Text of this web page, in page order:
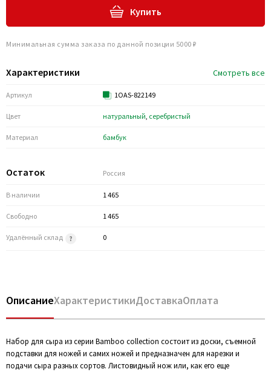
Характеристики Смотреть все
Артикул 1OAS-822149
Цвет натуральный, серебристый
Материал бамбук
Остаток Россия
В наличии 1 465
Свободно 1 465
Удалённый склад 0
Купить
Минимальная сумма заказа по данной позиции 5000 ₽
ОписаниеХарактеристикиДоставкаОплата
Набор для сыра из серии Bamboo collection состоит из доски, съемной
подставки для ножей и самих ножей и предназначен для нарезки и
подачи сыра разных сортов. Листовидный нож или, как его еще